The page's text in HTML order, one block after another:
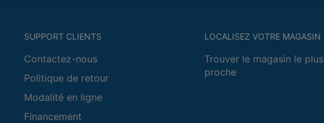
SUPPORT CLIENTS
Contactez-nous
Politique de retour
Modalité en ligne
Financement
LOCALISEZ VOTRE MAGASIN
Trouver le magasin le plus
proche